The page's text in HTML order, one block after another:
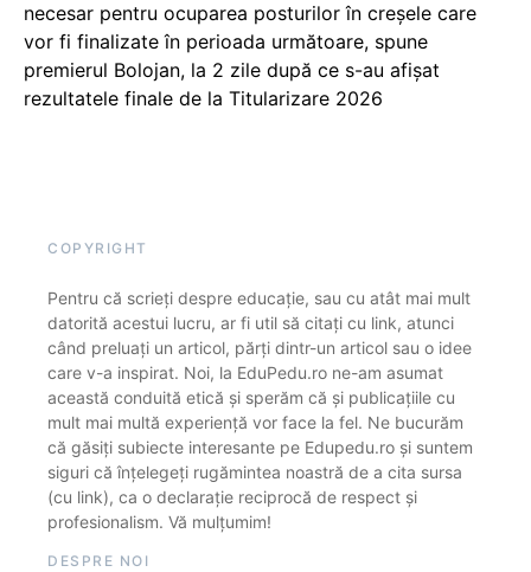
necesar pentru ocuparea posturilor în creșele care
vor fi finalizate în perioada următoare, spune
premierul Bolojan, la 2 zile după ce s-au afișat
rezultatele finale de la Titularizare 2026
COPYRIGHT
Pentru că scrieți despre educație, sau cu atât mai mult
datorită acestui lucru, ar fi util să citați cu link, atunci
când preluați un articol, părți dintr-un articol sau o idee
care v-a inspirat. Noi, la EduPedu.ro ne-am asumat
această conduită etică și sperăm că și publicațiile cu
mult mai multă experiență vor face la fel. Ne bucurăm
că găsiți subiecte interesante pe Edupedu.ro și suntem
siguri că înțelegeți rugămintea noastră de a cita sursa
(cu link), ca o declarație reciprocă de respect și
profesionalism. Vă mulțumim!
DESPRE NOI